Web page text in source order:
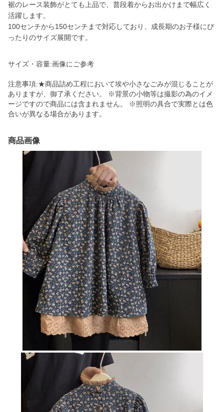
裾のレース装飾がとても上品で、普段着からお出かけまで幅広く
活躍します。
100センチから150センチまで対応しており、成長期のお子様にぴ
ったりのサイズ展開です。
サイズ・容量:画像にご参考
注意事項:★商品詰め工程において埃や小さなごみが混じることが
ありますが、御了承ください。 ※背景の小物等は撮影の為のイメ
ージですので商品には含まれません。 ※照明の具合で実際とは色
合いが異なる場合があります。
商品画像